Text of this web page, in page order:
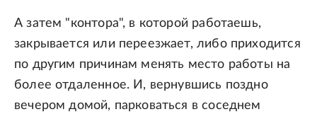
А затем "контора", в которой работаешь,
закрывается или переезжает, либо приходится
по другим причинам менять место работы на
более отдаленное. И, вернувшись поздно
вечером домой, парковаться в соседнем